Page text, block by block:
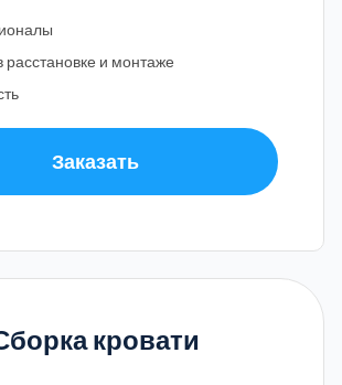
и монтаже
Заказать
кровати